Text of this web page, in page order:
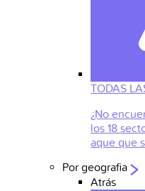
TODAS
¿No
los 18
aque que
Por geografia
Atrás